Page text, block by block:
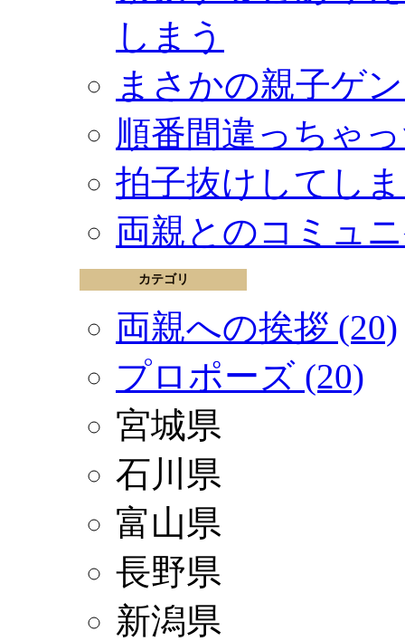
しまう
まさかの親子ゲ
順番間違っちゃ
拍子抜けしてし
両親とのコミュ
カテゴリ
両親への挨拶 (20)
プロポーズ (20)
宮城県
石川県
富山県
長野県
新潟県